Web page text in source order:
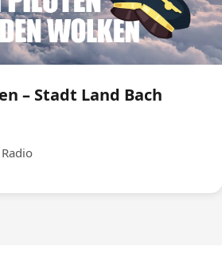
– Stadt Land Bach